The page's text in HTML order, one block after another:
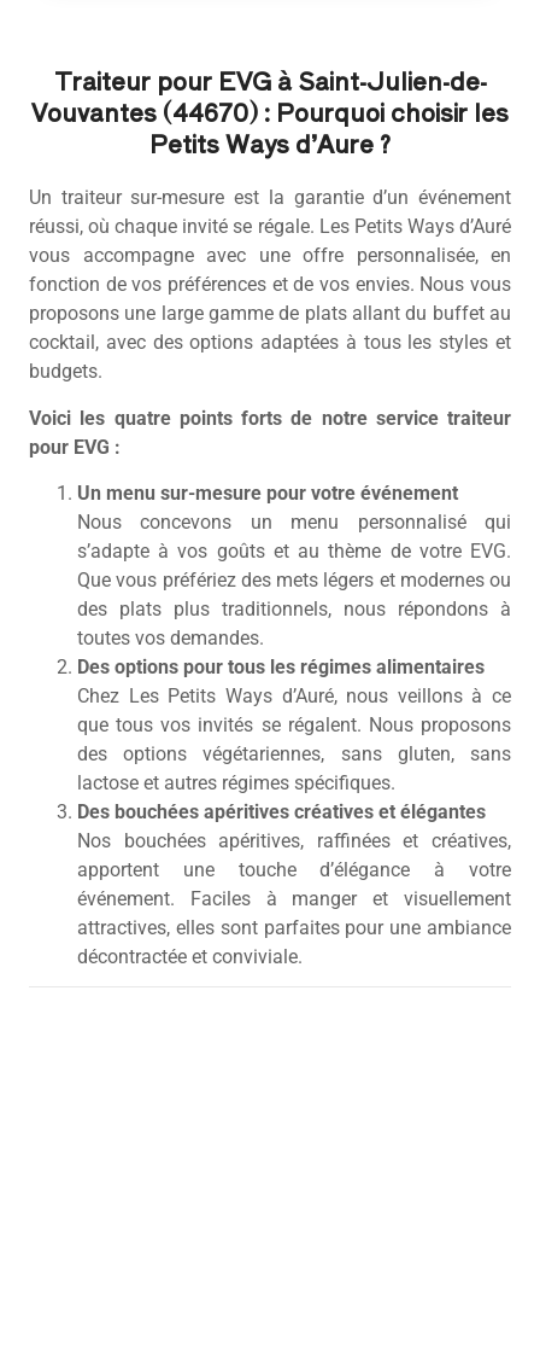
Traiteur pour EVG à Saint-Julien-de-
Vouvantes (44670) : Pourquoi choisir les
Petits Ways d’Aure ?
Un traiteur sur-mesure est la garantie d’un événement
réussi, où chaque invité se régale. Les Petits Ways d’Auré
vous accompagne avec une offre personnalisée, en
fonction de vos préférences et de vos envies. Nous vous
proposons une large gamme de plats allant du buffet au
cocktail, avec des options adaptées à tous les styles et
budgets.
Voici les quatre points forts de notre service traiteur
pour EVG :
Un menu sur-mesure pour votre événement
Nous concevons un menu personnalisé qui
s’adapte à vos goûts et au thème de votre EVG.
Que vous préfériez des mets légers et modernes ou
des plats plus traditionnels, nous répondons à
toutes vos demandes.
Des options pour tous les régimes alimentaires
Chez Les Petits Ways d’Auré, nous veillons à ce
que tous vos invités se régalent. Nous proposons
des options végétariennes, sans gluten, sans
lactose et autres régimes spécifiques.
Des bouchées apéritives créatives et élégantes
Nos bouchées apéritives, raffinées et créatives,
apportent une touche d’élégance à votre
événement. Faciles à manger et visuellement
attractives, elles sont parfaites pour une ambiance
décontractée et conviviale.